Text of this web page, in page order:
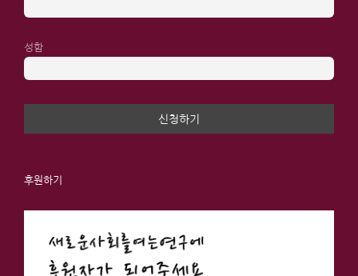
성함
후원하기